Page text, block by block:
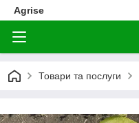
Agrise
Товари та послуги